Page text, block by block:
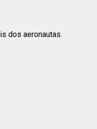
dos aeronautas.